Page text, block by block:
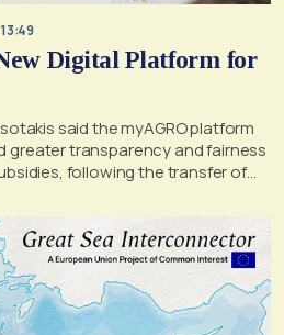
Digital Platform for
said the myAGRO platform
greater transparency and fairness
following the transfer of